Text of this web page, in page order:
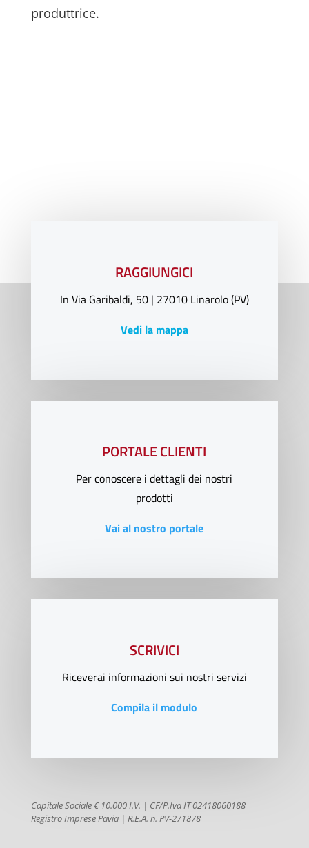
produttrice.
RAGGIUNGICI
In Via Garibaldi, 50 | 27010 Linarolo (PV)
Vedi la mappa
PORTALE CLIENTI
Per conoscere i dettagli dei nostri
prodotti
Vai al nostro portale
SCRIVICI
Riceverai informazioni sui nostri servizi
Compila il modulo
Capitale Sociale € 10.000 I.V. | CF/P.Iva IT 02418060188
Registro Imprese Pavia | R.E.A. n. PV-271878